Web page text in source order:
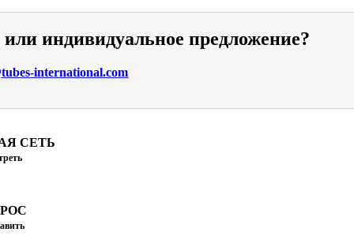
индивидуальное предложение?
international.com
СЕТЬ